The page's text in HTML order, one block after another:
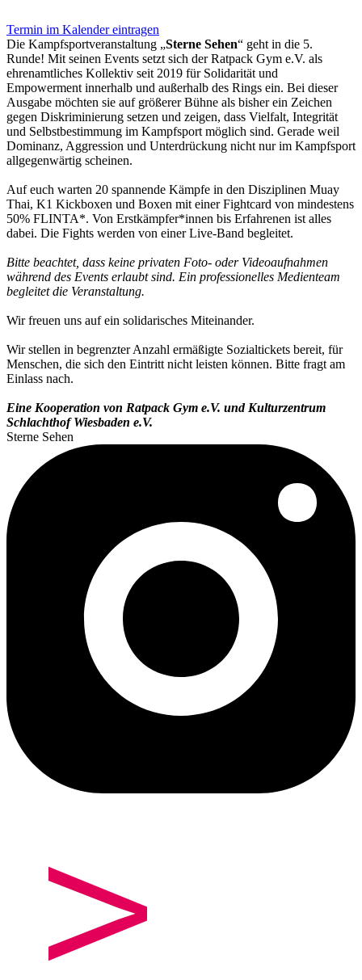
Termin im Kalender eintragen
Die Kampfsportveranstaltung „Sterne Sehen“ geht in die 5.
Runde! Mit seinen Events setzt sich der Ratpack Gym e.V. als
ehrenamtliches Kollektiv seit 2019 für Solidarität und
Empowerment innerhalb und außerhalb des Rings ein. Bei dieser
Ausgabe möchten sie auf größerer Bühne als bisher ein Zeichen
gegen Diskriminierung setzen und zeigen, dass Vielfalt, Integrität
und Selbstbestimmung im Kampfsport möglich sind. Gerade weil
Dominanz, Aggression und Unterdrückung nicht nur im Kampfsport
allgegenwärtig scheinen.
Auf euch warten 20 spannende Kämpfe in den Disziplinen Muay
Thai, K1 Kickboxen und Boxen mit einer Fightcard von mindestens
50% FLINTA*. Von Erstkämpfer*innen bis Erfahrenen ist alles
dabei. Die Fights werden von einer Live-Band begleitet.
Bitte beachtet, dass keine privaten Foto- oder Videoaufnahmen
während des Events erlaubt sind. Ein professionelles Medienteam
begleitet die Veranstaltung.
Wir freuen uns auf ein solidarisches Miteinander.
Wir stellen in begrenzter Anzahl ermäßigte Sozialtickets bereit, für
Menschen, die sich den Eintritt nicht leisten können. Bitte fragt am
Einlass nach.
Eine Kooperation von Ratpack Gym e.V. und Kulturzentrum
Schlachthof Wiesbaden e.V.
Sterne Sehen